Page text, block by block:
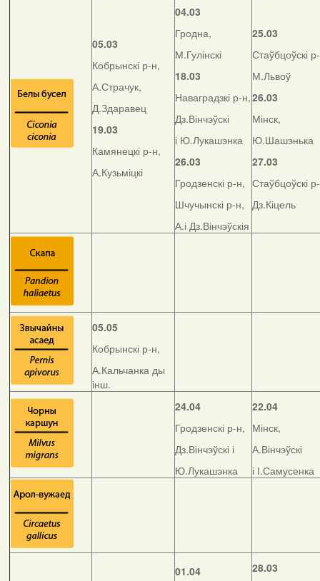
05.03
Кобрынскі р-н,
А.Страчук,
Д.Здаравец
19.03
Камянецкі р-н,
А.Кузьміцкі
04.03
Гродна,
М.Гулінскі
18.03
Наваградзкі р-н,
Дз.Вінчэўскі
і Ю.Лукашэнка
26.03
Гродзенскі р-н,
Шчучынскі р-н,
А.і Дз.Вінчэўскія
25.03
Стаўбцоўскі
М.Львоў
26.03
Мінск,
Ю.Шашэнька
27.03
Стаўбцоўскі
Дз.Кіцель
05.05
Кобрынскі р-н,
А.Кальчанка ды
інш.
24.04
Гродзенскі р-н,
Дз.Вінчэўскі і
Ю.Лукашэнка
22.04
Мінск,
А.Вінчэўскі
і І.Самусенка
01.04
28.03